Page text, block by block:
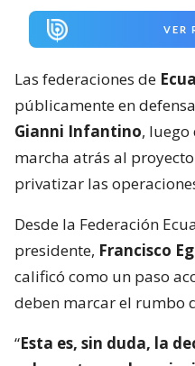
VER
Las federaciones de
públicamente en
Gianni Infantino,
marcha atrás al
privatizar las
Desde la Federación
presidente, Francisco
calificó como un paso
deben marcar el rumbo
“Esta es, sin duda, la